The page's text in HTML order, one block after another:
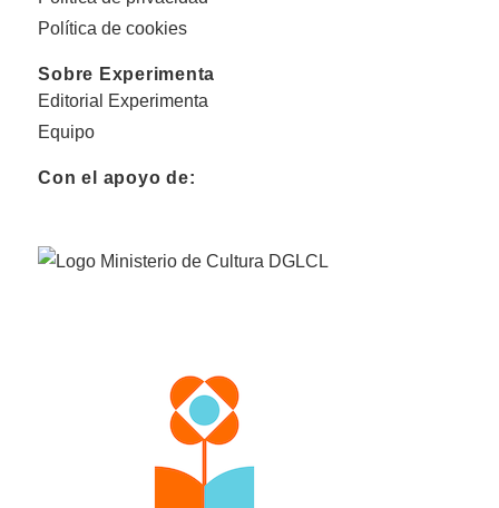
Política de cookies
Sobre Experimenta
Editorial Experimenta
Equipo
Con el apoyo de: